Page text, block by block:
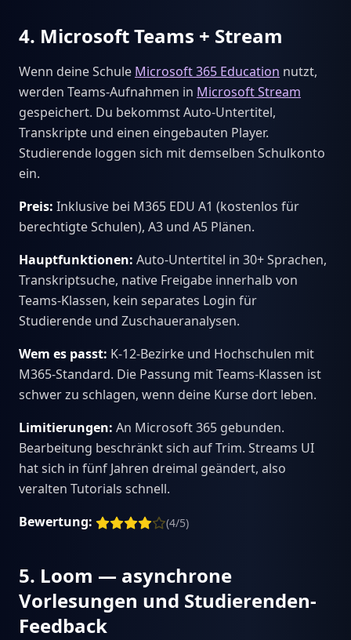
4. Microsoft Teams + Stream
Wenn deine Schule Microsoft 365 Education nutzt,
werden Teams-Aufnahmen in Microsoft Stream
gespeichert. Du bekommst Auto-Untertitel,
Transkripte und einen eingebauten Player.
Studierende loggen sich mit demselben Schulkonto
ein.
Preis: Inklusive bei M365 EDU A1 (kostenlos für
berechtigte Schulen), A3 und A5 Plänen.
Hauptfunktionen: Auto-Untertitel in 30+ Sprachen,
Transkriptsuche, native Freigabe innerhalb von
Teams-Klassen, kein separates Login für
Studierende und Zuschaueranalysen.
Wem es passt: K-12-Bezirke und Hochschulen mit
M365-Standard. Die Passung mit Teams-Klassen ist
schwer zu schlagen, wenn deine Kurse dort leben.
Limitierungen: An Microsoft 365 gebunden.
Bearbeitung beschränkt sich auf Trim. Streams UI
hat sich in fünf Jahren dreimal geändert, also
veralten Tutorials schnell.
Bewertung:
(4/5)
5. Loom — asynchrone
Vorlesungen und Studierenden-
Feedback